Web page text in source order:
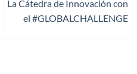
La Cátedra de Innovación con
el #GLOBALCHALLENGE